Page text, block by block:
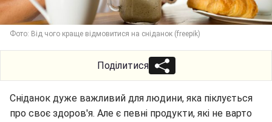
Фото: Від чого краще відмовитися на сніданок (freepik)
Поділитися
Сніданок дуже важливий для людини, яка піклується
про своє здоров'я. Але є певні продукти, які не варто